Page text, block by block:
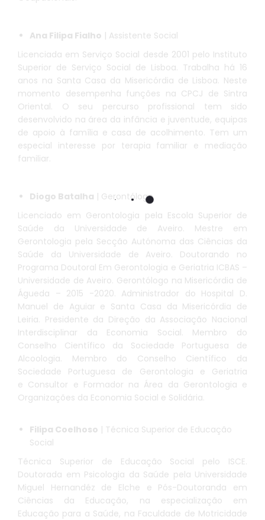
Ana Filipa Fialho | Assistente Social
Licenciada em Serviço Social desde 2001 pelo Instituto
Superior de Serviço Social de Lisboa. Trabalha há 16
anos na Santa Casa da Misericórdia de Lisboa. Neste
momento desempenha funções na CPCJ de Sintra
Oriental. O seu percurso profissional tem sido
desenvolvido na área da infância e juventude, equipas
de apoio à família e casa de acolhimento. Tem um
especial interesse por terapia familiar e mediação
familiar.
Diogo Batalha | Gerontólogo
Licenciado em Gerontologia pela Escola Superior de
Saúde da Universidade de Aveiro. Mestre em
Gerontologia pela Secção Autónoma das Ciências da
Saúde da Universidade de Aveiro. Doutorando no
Programa Doutoral Em Gerontologia e Geriatria ICBAS –
Universidade de Aveiro. Gerontólogo na Misericórdia de
Águeda – 2015 -2020. Administrador do Hospital D.
Manuel de Aguiar e Santa Casa da Misericórdia de
Leiria. Presidente da Direção da Associação Nacional
Interdisciplinar da Economia Social. Membro do
Conselho Científico da Sociedade Portuguesa de
Alcoologia. Membro do Conselho Científico da
Sociedade Portuguesa de Gerontologia e Geriatria
e Consultor e Formador na Área da Gerontologia e
Organizações da Economia Social e Solidária.
Filipa Coelhoso | Técnica Superior de Educação
Social
Técnica Superior de Educação Social pelo ISCE.
Doutorada em Psicologia da Saúde pela Universidade
Miguel Hernandéz de Elche e Pós-Doutoranda em
Ciências da Educação, na especialização em
Educação para a Saúde, na Faculdade de Motricidade